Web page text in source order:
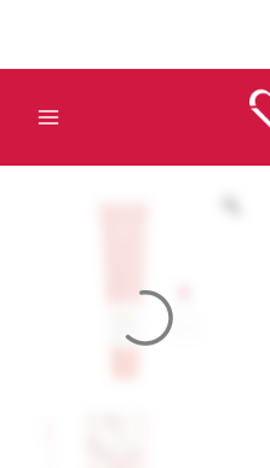
contenido